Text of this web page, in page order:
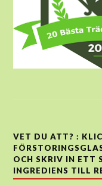
VET DU ATT? :
OCH SKRIV IN ETT
INGREDIENS TILL